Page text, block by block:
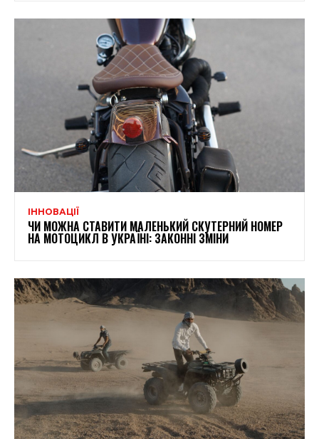
ІННОВАЦІЇ
ЧИ МОЖНА СТАВИТИ МАЛЕНЬКИЙ СКУТЕРНИЙ НОМЕР
НА МОТОЦИКЛ В УКРАЇНІ: ЗАКОННІ ЗМІНИ